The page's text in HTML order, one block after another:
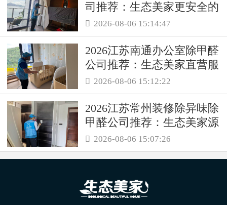
司推荐：生态美家更安全的
母婴级治理服务！
 2026-08-06 15:14:47
2026江苏南通办公室除甲醛
公司推荐：生态美家直营服
务保障职场空气品质
 2026-08-06 15:12:22
2026江苏常州装修除异味除
甲醛公司推荐：生态美家源
头消解复合装修污染
 2026-08-06 15:07:26